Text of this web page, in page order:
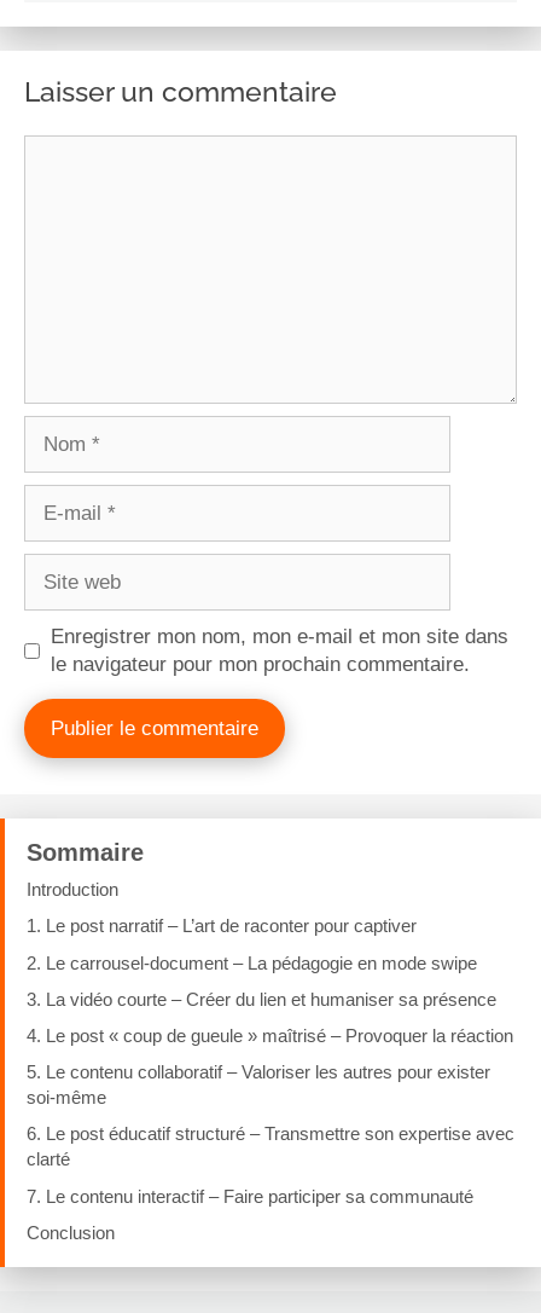
Laisser un commentaire
Enregistrer mon nom, mon e-mail et mon site dans
le navigateur pour mon prochain commentaire.
Sommaire
Introduction
1. Le post narratif – L’art de raconter pour captiver
2. Le carrousel-document – La pédagogie en mode swipe
3. La vidéo courte – Créer du lien et humaniser sa présence
4. Le post « coup de gueule » maîtrisé – Provoquer la réaction
5. Le contenu collaboratif – Valoriser les autres pour exister
soi-même
6. Le post éducatif structuré – Transmettre son expertise avec
clarté
7. Le contenu interactif – Faire participer sa communauté
Conclusion